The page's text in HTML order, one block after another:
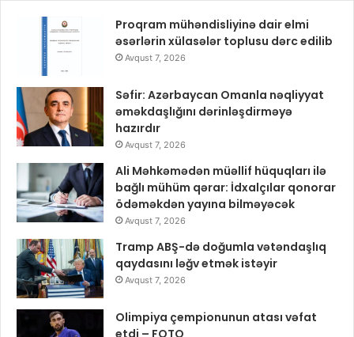
Proqram mühəndisliyinə dair elmi
əsərlərin xülasələr toplusu dərc edilib
Avqust 7, 2026
Səfir: Azərbaycan Omanla nəqliyyat
əməkdaşlığını dərinləşdirməyə
hazırdır
Avqust 7, 2026
Ali Məhkəmədən müəllif hüquqları ilə
bağlı mühüm qərar: İdxalçılar qonorar
ödəməkdən yayına bilməyəcək
Avqust 7, 2026
Tramp ABŞ-də doğumla vətəndaşlıq
qaydasını ləğv etmək istəyir
Avqust 7, 2026
Olimpiya çempionunun atası vəfat
etdi – FOTO